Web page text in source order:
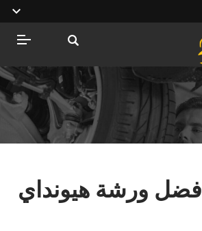
افضل ورشة هيونداي